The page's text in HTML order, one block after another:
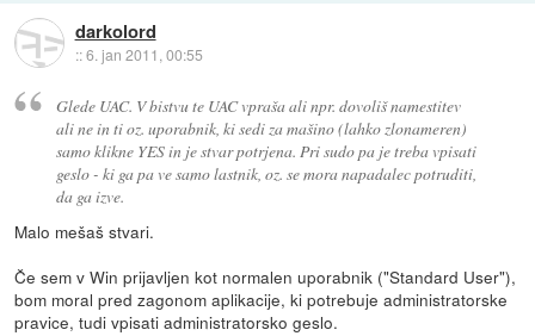
darkolord
::6. jan 2011, 00:55
Glede UAC. V bistvu te UAC vpraša ali npr. dovoliš namestitev
ali ne in ti oz. uporabnik, ki sedi za mašino (lahko zlonameren)
samo klikne YES in je stvar potrjena. Pri sudo pa je treba vpisati
geslo - ki ga pa ve samo lastnik, oz. se mora napadalec potruditi,
da ga izve.
Malo mešaš stvari.
Če sem v Win prijavljen kot normalen uporabnik ("Standard User"),
bom moral pred zagonom aplikacije, ki potrebuje administratorske
pravice, tudi vpisati administratorsko geslo.